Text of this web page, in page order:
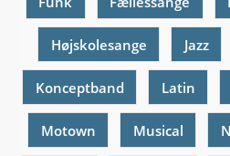
Højskolesange Jazz
Konceptband Latin
Motown Musical